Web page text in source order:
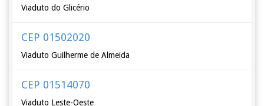
Viaduto do Glicério
CEP 01502020
Viaduto Guilherme de Almeida
CEP 01514070
Viaduto Leste-Oeste